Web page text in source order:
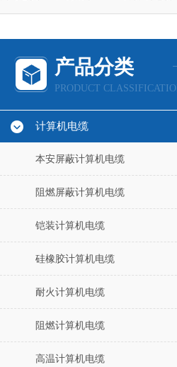
产品分类
PRODUCT
计算机电缆
本安屏蔽计算机电缆
阻燃屏蔽计算机电缆
铠装计算机电缆
硅橡胶计算机电缆
耐火计算机电缆
阻燃计算机电缆
高温计算机电缆